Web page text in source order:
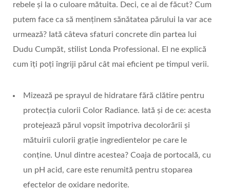
rebele și la o culoare mătuita. Deci, ce ai de făcut? Cum
putem face ca să menținem sănătatea părului la var ace
urmează? Iată câteva sfaturi concrete din partea lui
Dudu Cumpăt, stilist Londa Professional. El ne explică
cum îți poți îngriji părul cât mai eficient pe timpul verii.
Mizează pe sprayul de hidratare fără clătire pentru
protecția culorii Color Radiance. Iată și de ce: acesta
protejează părul vopsit împotriva decolorării și
mătuirii culorii grație ingredientelor pe care le
conține. Unul dintre acestea? Coaja de portocală, cu
un pH acid, care este renumită pentru stoparea
efectelor de oxidare nedorite.